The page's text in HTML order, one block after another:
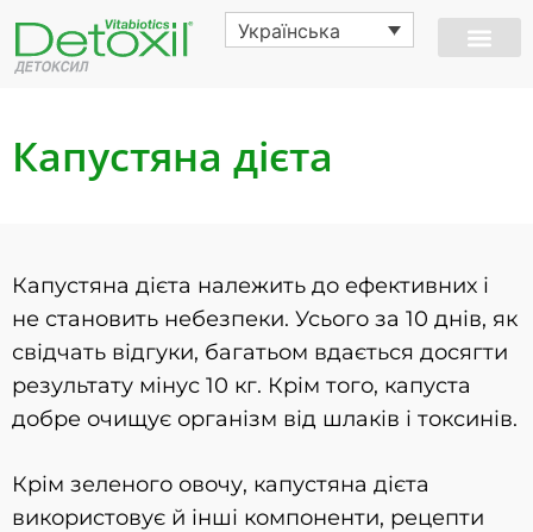
Українська
Капустяна дієта
Капустяна дієта належить до ефективних і
не становить небезпеки. Усього за 10 днів, як
свідчать відгуки, багатьом вдається досягти
результату мінус 10 кг. Крім того, капуста
добре очищує організм від шлаків і токсинів.
Крім зеленого овочу, капустяна дієта
використовує й інші компоненти, рецепти